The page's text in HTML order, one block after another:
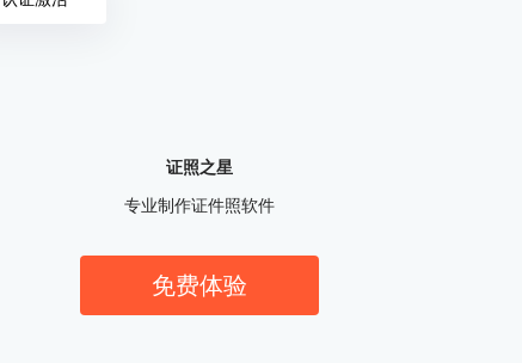
证照之星
专业制作证件照软件
免费体验